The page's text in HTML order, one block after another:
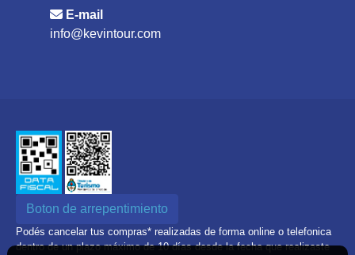
E-mail
info@kevintour.com
Boton de arrepentimiento
Podés cancelar tus compras* realizadas de forma online o telefonica
dentro de un plazo máximo de 10 días desde la fecha que realizaste